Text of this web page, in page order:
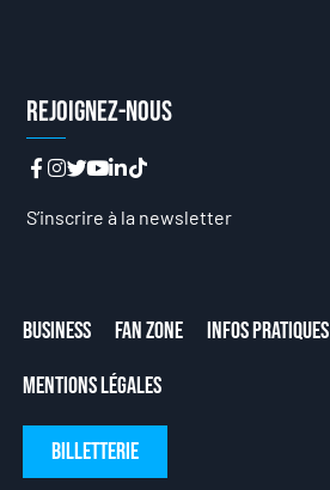
Rejoignez-nous
S’inscrire à la newsletter
Business Fan Zone Infos Pratiques
Mentions Légales
Billetterie